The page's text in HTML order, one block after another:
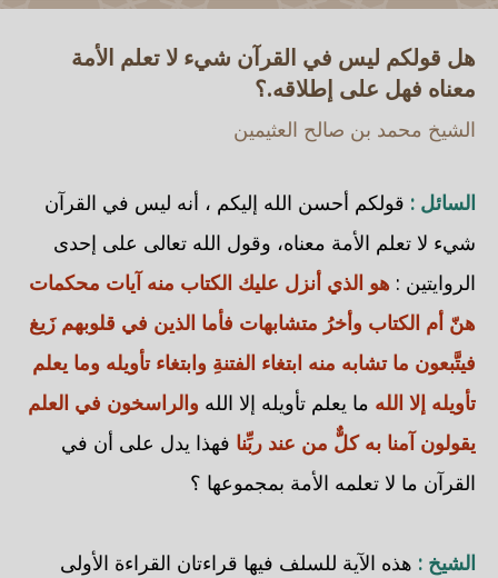
هل قولكم ليس في القرآن شيء لا تعلم الأمة
معناه فهل على إطلاقه.؟
الشيخ محمد بن صالح العثيمين
السائل : قولكم أحسن الله إليكم ، أنه ليس في القرآن
شيء لا تعلم الأمة معناه، وقول الله تعالى على إحدى
الروايتين : هو الذي أنزل عليك الكتاب منه آيات محكمات
هنّ أم الكتاب وأخرُ متشابهات فأما الذين في قلوبهم زَيغ
فيتَّبعون ما تشابه منه ابتغاء الفتنةِ وابتغاء تأويله وما يعلم
تأويله إلا الله ما يعلم تأويله إلا الله والراسخون في العلم
يقولون آمنا به كلٌّ من عند ربِّنا فهذا يدل على أن في
القرآن ما لا تعلمه الأمة بمجموعها ؟
الشيخ : هذه الآية للسلف فيها قراءتان القراءة الأولى